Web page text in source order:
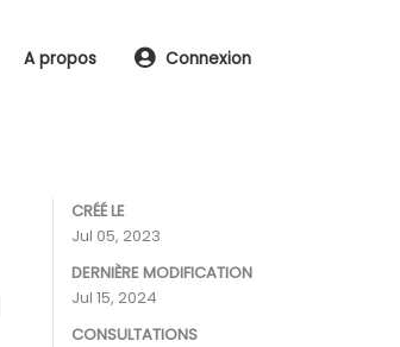
A propos Connexion
CRÉÉ LE
Jul 05, 2023
DERNIÈRE MODIFICATION
Jul 15, 2024
CONSULTATIONS